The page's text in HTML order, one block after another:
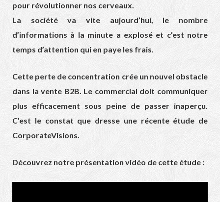
pour révolutionner nos cerveaux.
La société va vite aujourd’hui, le nombre
d’informations à la minute a explosé et c’est notre
temps d’attention qui en paye les frais.
Cette perte de concentration crée un nouvel obstacle
dans la vente B2B. Le commercial doit communiquer
plus efficacement sous peine de passer inaperçu.
C’est le constat que dresse une récente étude de
CorporateVisions.
Découvrez notre présentation vidéo de cette étude :